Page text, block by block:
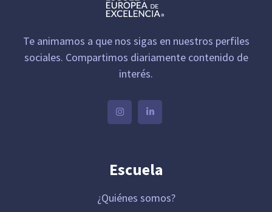
Te animamos a que nos sigas en nuestros perfiles
sociales. Compartimos diariamente contenido de
interés.
Escuela
¿Quiénes somos?